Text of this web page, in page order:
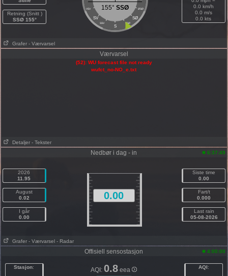
Retning (Snitt )
SSØ 155°
VSV ØSØ
SV SØ
SSV SSØ
S
155° SSØ
0.0 km/h
0.0 m/s
0.0 kts
Grafer - Værvarsel
Værvarsel
(52): WU forecast file not ready
wufct_no-NO_e.txt
Detaljer - Tekster
Nedbør i dag - in 6:37:49
2026
11.95
August
0.02
I går
0.00
0.00
Siste time
0.00
Fart/t
0.000
Last rain
05-08-2026
Grafer - Værvarsel - Radar
Offisiell sensostasjon 4:00:00
Stasjon: AQI:0.8 eea AQI: